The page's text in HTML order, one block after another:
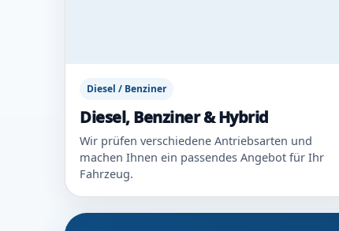
Diesel / Benziner
Diesel, Benziner & Hybrid
Wir prüfen verschiedene Antriebsarten und
machen Ihnen ein passendes Angebot für Ihr
Fahrzeug.